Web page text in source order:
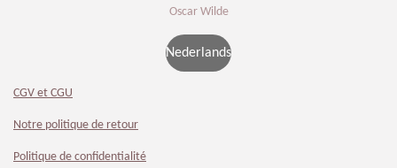
Oscar Wilde
Nederlands
CGV et CGU
Notre politique de retour
Politique de confidentialité